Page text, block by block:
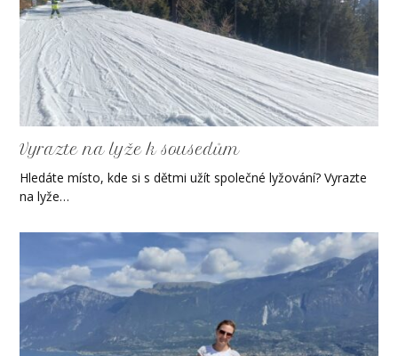
Vyrazte na lyže k sousedům
Hledáte místo, kde si s dětmi užít společné lyžování? Vyrazte
na lyže…